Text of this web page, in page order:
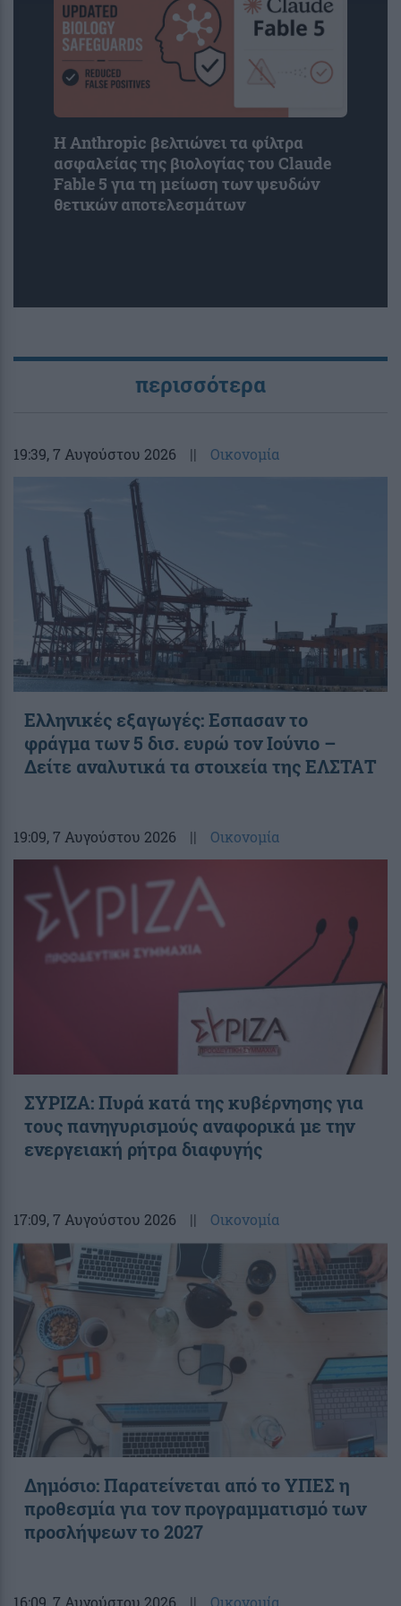
Η Anthropic βελτιώνει τα φίλτρα
ασφαλείας της βιολογίας του Claude
Fable 5 για τη μείωση των ψευδών
θετικών αποτελεσμάτων
περισσότερα
19:39, 7 Αυγούστου 2026 || Οικονομία
Ελληνικές εξαγωγές: Εσπασαν το
φράγμα των 5 δισ. ευρώ τον Ιούνιο –
Δείτε αναλυτικά τα στοιχεία της ΕΛΣΤΑΤ
19:09, 7 Αυγούστου 2026 || Οικονομία
ΣΥΡΙΖΑ: Πυρά κατά της κυβέρνησης για
τους πανηγυρισμούς αναφορικά με την
ενεργειακή ρήτρα διαφυγής
17:09, 7 Αυγούστου 2026 || Οικονομία
Δημόσιο: Παρατείνεται από το ΥΠΕΣ η
προθεσμία για τον προγραμματισμό των
προσλήψεων το 2027
16:09 , 7 Αυγούστου 2026 || Οικονομία